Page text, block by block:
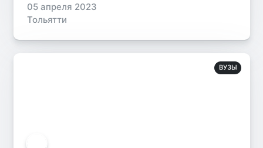
05 апреля 2023
Тольятти
ВУЗЫ